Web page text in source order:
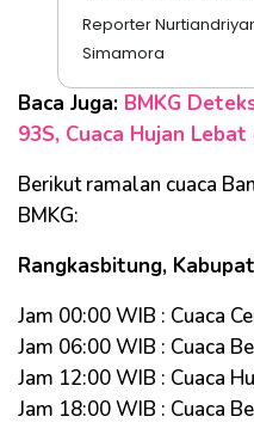
Reporter
Simamora
Baca Juga: BMKG
93S, Cuaca Hujan
Berikut ramalan cuaca
BMKG:
Rangkasbitung,
Jam 00:00 WIB : Cuaca
Jam 06:00 WIB : Cuaca
Jam 12:00 WIB : Cuaca
Jam 18:00 WIB : Cuaca